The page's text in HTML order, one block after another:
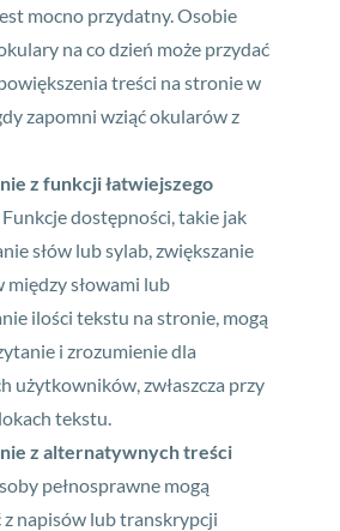
mocno przydatny. Osobie
na co dzień może przydać
treści na stronie w
zapomni wziąć okularów z
z funkcji łatwiejszego
Funkcje dostępności, takie jak
słów lub sylab, zwiększanie
między słowami lub
ilości tekstu na stronie, mogą
i zrozumienie dla
użytkowników, zwłaszcza przy
tekstu.
z alternatywnych treści
pełnosprawne mogą
z napisów lub transkrypcji